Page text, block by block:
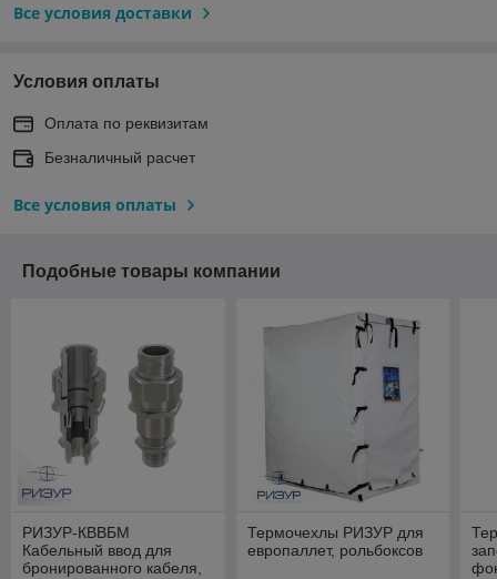
Все условия доставки
Условия оплаты
Оплата по реквизитам
Безналичный расчет
Все условия оплаты
Подобные товары компании
РИЗУР-КВВБМ
Кабельный ввод для
бронированного кабеля,
Термочехлы РИЗУР для
европаллет, рольбоксов